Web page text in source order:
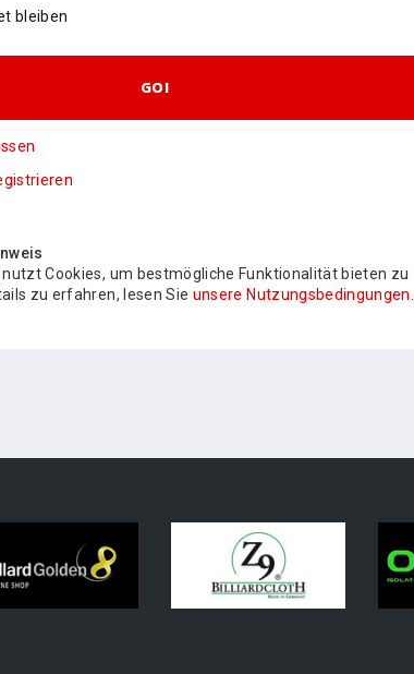
bleiben
GO!
nutzt Cookies, um bestmögliche Funktionalität bieten zu
zu erfahren, lesen Sie unsere Nutzungsbedingungen.